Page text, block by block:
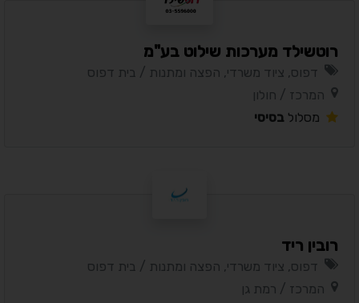
רוטשילד מערכות שילוט בע"מ
דפוס, ציוד משרדי, הפצה ומתנות / בית דפוס
המרכז / חולון
מסלול בסיסי
רובין ריד
דפוס, ציוד משרדי, הפצה ומתנות / בית דפוס
המרכז / רמת גן